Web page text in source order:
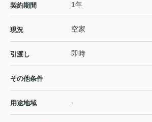
契約期間 1年
現況 空家
引渡し 即時
その他条件
用途地域 -